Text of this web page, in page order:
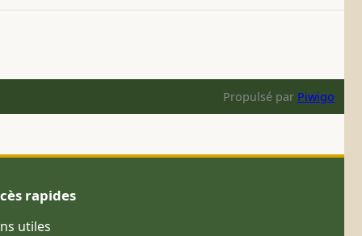
Propulsé par Piwigo
rapides
utiles